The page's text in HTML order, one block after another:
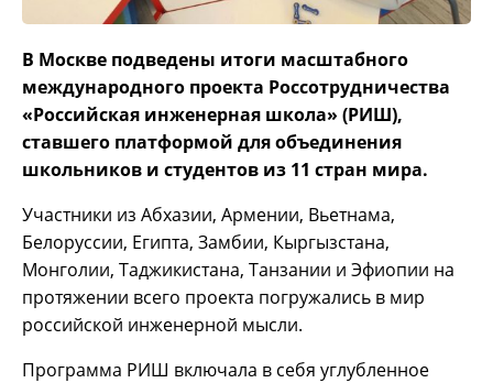
В Москве подведены итоги масштабного
международного проекта Россотрудничества
«Российская инженерная школа» (РИШ),
ставшего платформой для объединения
школьников и студентов из 11 стран мира.
Участники из Абхазии, Армении, Вьетнама,
Белоруссии, Египта, Замбии, Кыргызстана,
Монголии, Таджикистана, Танзании и Эфиопии на
протяжении всего проекта погружались в мир
российской инженерной мысли.
Программа РИШ включала в себя углубленное